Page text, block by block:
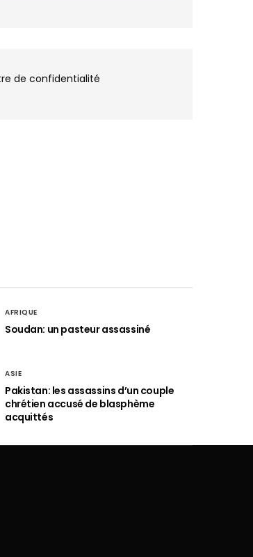
de confidentialité
AFRIQUE
Soudan: un pasteur assassiné
ASIE
Pakistan: les assassins d’un couple
chrétien accusé de blasphème
acquittés